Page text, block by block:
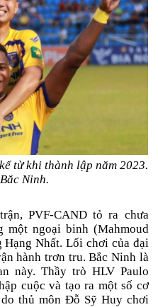
từ khi thành lập năm 2023.
Ninh.
PVF-CAND tỏ ra chưa
ngoại binh (Mahmoud
Nhất. Lối chơi của đại
hành trơn tru. Bắc Ninh là
này. Thầy trò HLV Paulo
cuộc và tạo ra một số cơ
thủ môn Đỗ Sỹ Huy chơi